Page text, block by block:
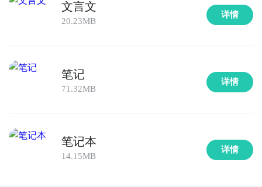
文言文
20.23MB
详情
笔记
71.32MB
详情
笔记本
14.15MB
详情